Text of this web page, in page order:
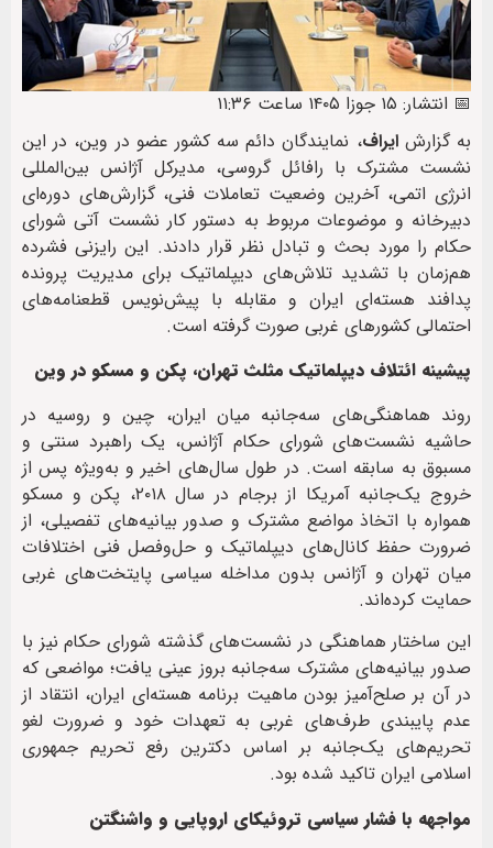
📅 انتشار: ۱۵ جوزا ۱۴۰۵ ساعت ۱۱:۳۶
به گزارشایراف، نمایندگان دائم سه کشور عضو در وین، در این
نشست مشترک با رافائل گروسی، مدیرکل آژانس بین‌المللی
انرژی اتمی، آخرین وضعیت تعاملات فنی، گزارش‌های دوره‌ای
دبیرخانه و موضوعات مربوط به دستور کار نشست آتی شورای
حکام را مورد بحث و تبادل نظر قرار دادند. این رایزنی فشرده
هم‌زمان با تشدید تلاش‌های دیپلماتیک برای مدیریت پرونده
پدافند هسته‌ای ایران و مقابله با پیش‌نویس قطعنامه‌های
احتمالی کشورهای غربی صورت گرفته است.
پیشینه ائتلاف دیپلماتیک مثلث تهران، پکن و مسکو در وین
روند هماهنگی‌های سه‌جانبه میان ایران، چین و روسیه در
حاشیه نشست‌های شورای حکام آژانس، یک راهبرد سنتی و
مسبوق به سابقه است. در طول سال‌های اخیر و به‌ویژه پس از
خروج یک‌جانبه آمریکا از برجام در سال ۲۰۱۸، پکن و مسکو
همواره با اتخاذ مواضع مشترک و صدور بیانیه‌های تفصیلی، از
ضرورت حفظ کانال‌های دیپلماتیک و حل‌وفصل فنی اختلافات
میان تهران و آژانس بدون مداخله سیاسی پایتخت‌های غربی
حمایت کرده‌اند.
این ساختار هماهنگی در نشست‌های گذشته شورای حکام نیز با
صدور بیانیه‌های مشترک سه‌جانبه بروز عینی یافت؛ مواضعی که
در آن بر صلح‌آمیز بودن ماهیت برنامه هسته‌ای ایران، انتقاد از
عدم پایبندی طرف‌های غربی به تعهدات خود و ضرورت لغو
تحریم‌های یک‌جانبه بر اساس دکترین رفع تحریم جمهوری
اسلامی ایران تاکید شده بود.
مواجهه با فشار سیاسی تروئیکای اروپایی و واشنگتن